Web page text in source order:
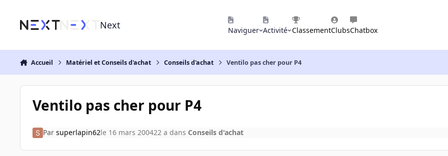
Next Naviguer Activité ClassementClubsChatbox
Accueil Matériel et Conseils d'achat Conseils d'achat Ventilo pas cher pour P4
Ventilo pas cher pour P4
Par superlapin62le 16 mars 200422 a dans Conseils d'achat